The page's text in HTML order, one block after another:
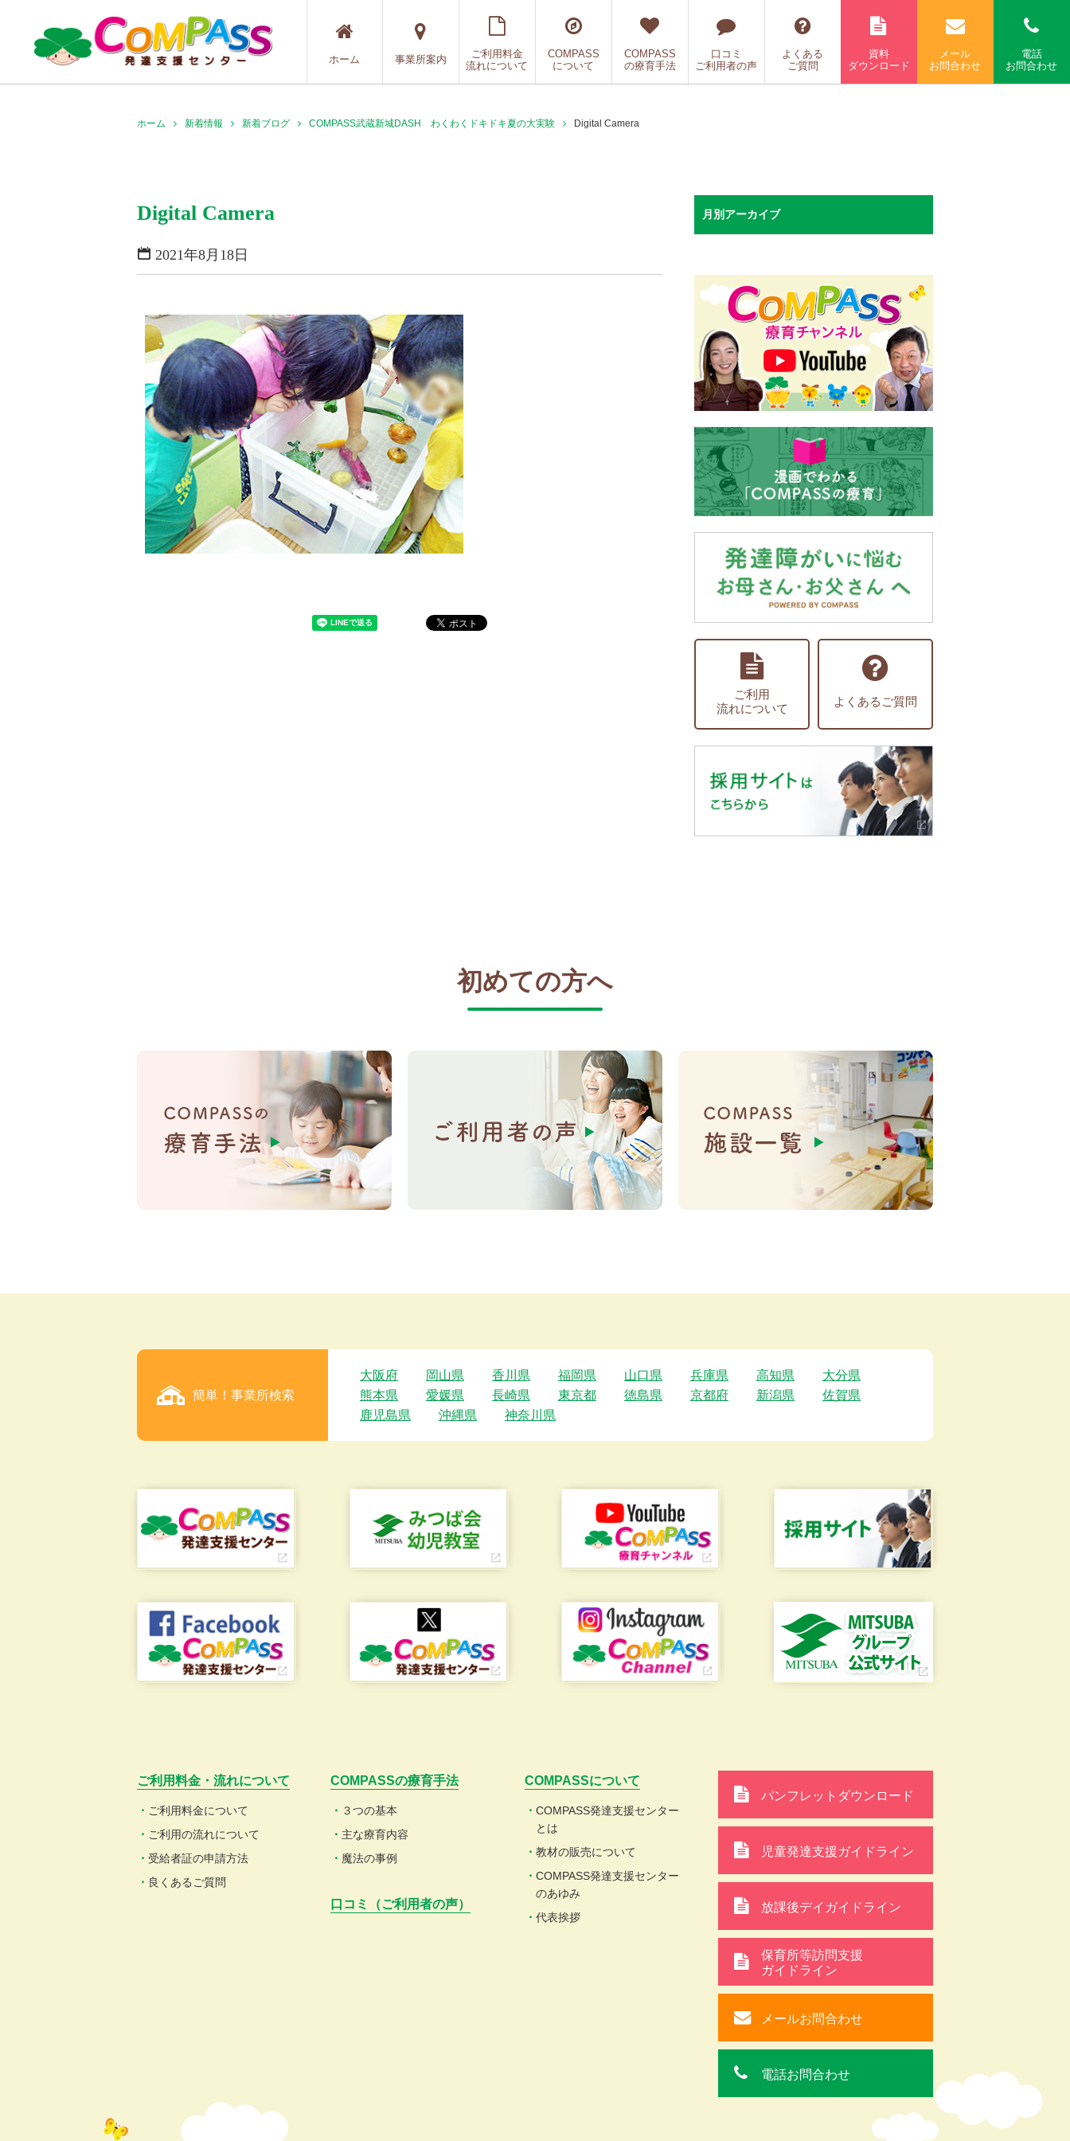
ホーム 事業所案内
ご利用料金
流れについて
COMPASS
について
COMPASS
の療育手法
口コミ
ご利用者の声
よくある
ご質問
資料
ダウンロード
メール
お問合わせ
電話
お問合わせ
ホーム 新着情報 新着ブログ COMPASS武蔵新城DASH わくわくドキドキ夏の大実験 Digital Camera
Digital Camera
2021年8月18日
月別アーカイブ
ご利用
流れについて
よくあるご質問
初めての方へ
簡単！事業所検索
大阪府 岡山県 香川県 福岡県 山口県 兵庫県 高知県
大分県
熊本県
愛媛県 長崎県 東京都 徳島県 京都府 新潟県
佐賀県
鹿児島県
沖縄県 神奈川県
ご利用料金・流れについて
ご利用料金について
ご利用の流れについて
受給者証の申請方法
良くあるご質問
COMPASSの療育手法
３つの基本
主な療育内容
魔法の事例
口コミ（ご利用者の声）
COMPASSについて
COMPASS発達支援センター
とは
教材の販売について
COMPASS発達支援センター
のあゆみ
代表挨拶
パンフレットダウンロード
児童発達支援ガイドライン
放課後デイガイドライン
保育所等訪問支援
ガイドライン
メールお問合わせ
電話お問合わせ